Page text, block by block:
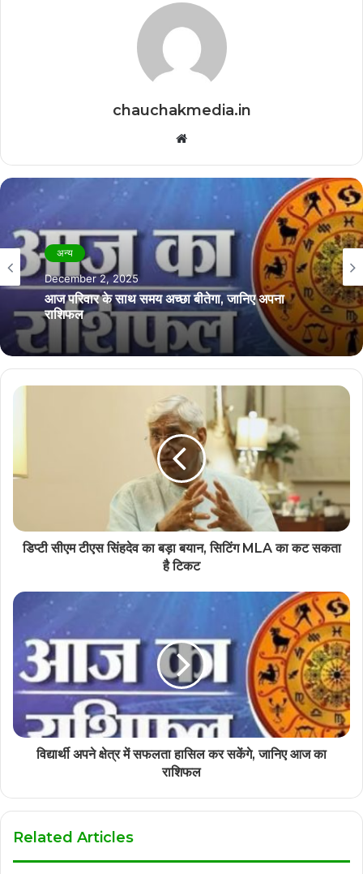
chauchakmedia.in
Website
अन्य
December 2, 2025
आज परिवार के साथ समय अच्छा बीतेगा, जानिए अपना
अन्य
November 21, 2025
आज अपने करियर पर ध्यान लगाने की जरूरत है, जानिए
अपना राशिफल
डिप्टी सीएम टीएस सिंहदेव का बड़ा बयान, सिटिंग MLA का कट सकता
है टिकट
विद्यार्थी अपने क्षेत्र में सफलता हासिल कर सकेंगे, जानिए आज का
राशिफल
Related Articles